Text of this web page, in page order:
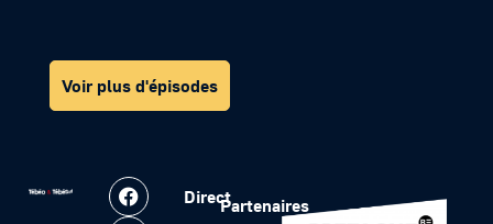
Voir plus d'épisodes
DirectPartenaires